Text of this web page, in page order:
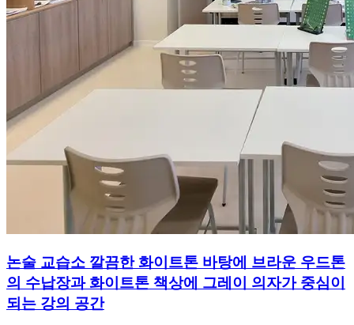
논술 교습소 깔끔한 화이트톤 바탕에 브라운 우드톤
의 수납장과 화이트톤 책상에 그레이 의자가 중심이
되는 강의 공간